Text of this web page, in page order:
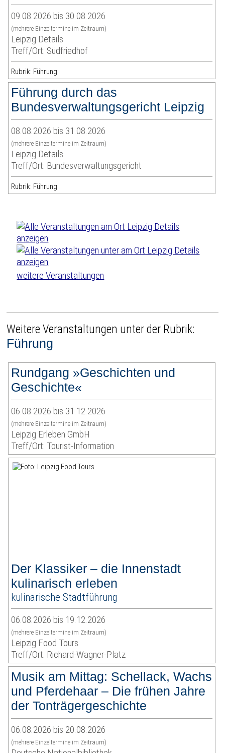
09.08.2026 bis 30.08.2026
(mehrere Einzeltermine im Zeitraum)
Leipzig Details
Treff/Ort: Südfriedhof
Rubrik: Führung
Führung durch das
Bundesverwaltungsgericht Leipzig
08.08.2026 bis 31.08.2026
(mehrere Einzeltermine im Zeitraum)
Leipzig Details
Treff/Ort: Bundesverwaltungsgericht
Rubrik: Führung
weitere Veranstaltungen
Weitere Veranstaltungen unter der Rubrik:
Führung
Rundgang »Geschichten und
Geschichte«
06.08.2026 bis 31.12.2026
(mehrere Einzeltermine im Zeitraum)
Leipzig Erleben GmbH
Treff/Ort: Tourist-Information
Der Klassiker – die Innenstadt
kulinarisch erleben
kulinarische Stadtführung
06.08.2026 bis 19.12.2026
(mehrere Einzeltermine im Zeitraum)
Leipzig Food Tours
Treff/Ort: Richard-Wagner-Platz
Musik am Mittag: Schellack, Wachs
und Pferdehaar – Die frühen Jahre
der Tonträgergeschichte
06.08.2026 bis 20.08.2026
(mehrere Einzeltermine im Zeitraum)